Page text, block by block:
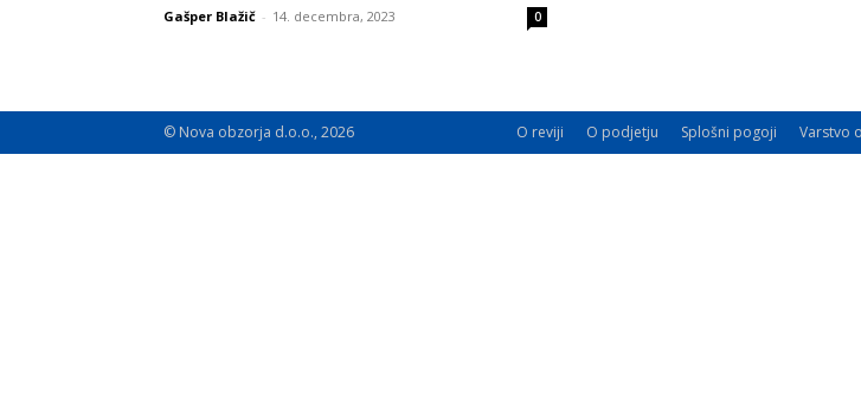
Gašper Blažič - 14. decembra, 2023 0
O reviji O podjetju Splošni pogoji Varstvo
© Nova obzorja d.o.o., 2026